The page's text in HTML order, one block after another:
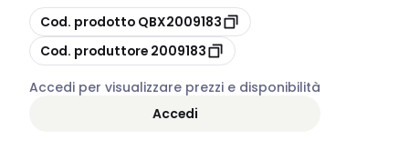
copia
Cod. prodotto QBX2009183
copia
Cod. produttore 2009183
Accedi per visualizzare prezzi e disponibilità
Accedi